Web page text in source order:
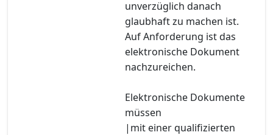
unverzüglich danach
glaubhaft zu machen ist.
Auf Anforderung ist das
elektronische Dokument
nachzureichen.
Elektronische Dokumente
müssen
|mit einer qualifizierten